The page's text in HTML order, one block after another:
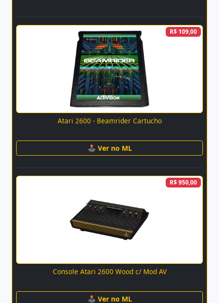
R$ 109,00
Atari 2600 - Beamrider Cartucho
🕹 Ver no ML
R$ 950,00
Console Atari 2600 Wood c/ Mod AV
🕹 Ver no ML